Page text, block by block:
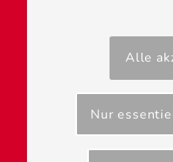
Informationen fürAlle
Nur